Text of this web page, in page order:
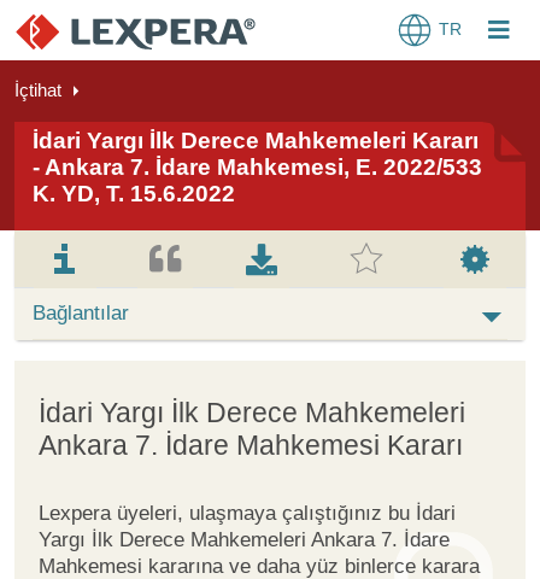
TR
İçtihat
İdari Yargı İlk Derece Mahkemeleri Kararı
- Ankara 7. İdare Mahkemesi, E. 2022/533
K. YD, T. 15.6.2022
Bağlantılar
İdari Yargı İlk Derece Mahkemeleri
Ankara 7. İdare Mahkemesi Kararı
Lexpera üyeleri, ulaşmaya çalıştığınız bu İdari
Yargı İlk Derece Mahkemeleri Ankara 7. İdare
Mahkemesi kararına ve daha yüz binlerce karara